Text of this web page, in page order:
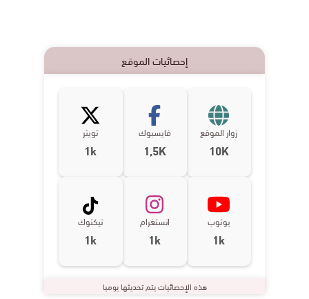
إحصائيات الموقع
زوار الموقع
10K
فايسبوك
1,5K
تويتر
1k
يوتوب
1k
انستغرام
1k
تيكتوك
1k
هذه الإحصائيات يتم تحديثها يوميا